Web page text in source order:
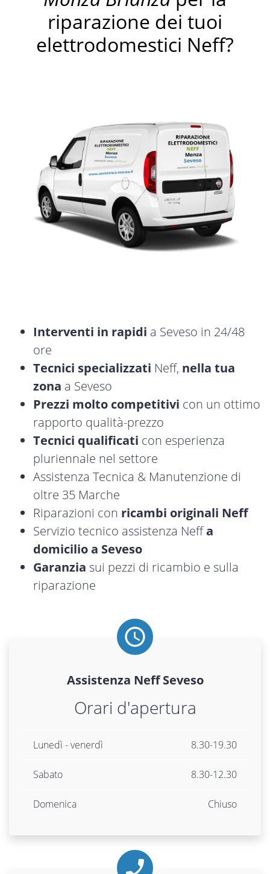
riparazione dei tuoi
elettrodomestici Neff?
Interventi in rapidi a Seveso in 24/48
ore
Tecnici specializzati Neff, nella tua
zona a Seveso
Prezzi molto competitivi con un ottimo
rapporto qualità-prezzo
Tecnici qualificati con esperienza
pluriennale nel settore
Assistenza Tecnica & Manutenzione di
oltre 35 Marche
Riparazioni con ricambi originali Neff
Servizio tecnico assistenza Neffa
domicilio a Seveso
Garanzia sui pezzi di ricambio e sulla
riparazione
Assistenza NeffSeveso
Orari d'apertura
Lunedì - venerdì 8.30-19.30
Sabato 8.30-12.30
Domenica Chiuso